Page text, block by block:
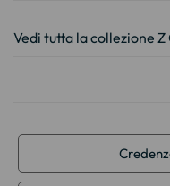
Vedi tutta la collezione